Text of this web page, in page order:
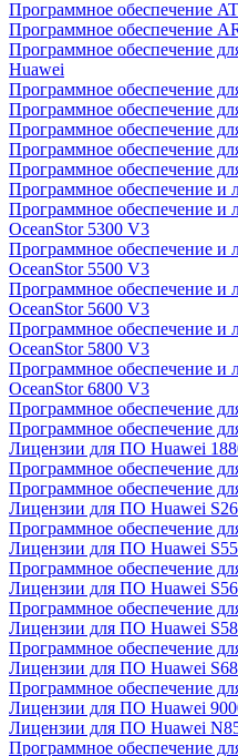
Программное обеспечение
Программное обеспечение
Программное обеспечение
Huawei
Программное обеспечение
Программное обеспечение
Программное обеспечение
Программное обеспечение
Программное обеспечение
Программное обеспечение и
Программное обеспечение
OceanStor 5300 V3
Программное обеспечение
OceanStor 5500 V3
Программное обеспечение
OceanStor 5600 V3
Программное обеспечение
OceanStor 5800 V3
Программное обеспечение
OceanStor 6800 V3
Программное обеспечение
Программное обеспечение
Лицензии для ПО Huawei
Программное обеспечение
Программное обеспечение
Лицензии для ПО Huawei
Программное обеспечение
Лицензии для ПО Huawei
Программное обеспечение
Лицензии для ПО Huawei
Программное обеспечение
Лицензии для ПО Huawei
Программное обеспечение
Лицензии для ПО Huawei
Программное обеспечение
Лицензии для ПО Huawei
Лицензии для ПО Huawei
Программное обеспечение